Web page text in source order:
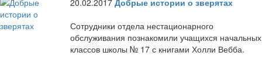
20.02.2017 Добрые истории о зверятах
Сотрудники отдела нестационарного
обслуживания познакомили учащихся начальных
классов школы № 17 с книгами Холли Вебба.